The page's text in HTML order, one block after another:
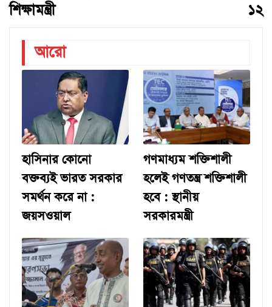
শিক্ষামন্ত্রী
১২
আরো
হাসিনার কোনো
বক্তব্যই ভারত সরকার
সমর্থন করে না :
জয়সওয়াল
গণমাধ্যম শক্তিশালী
হলেই গণতন্ত্র শক্তিশালী
হবে : স্থানীয়
সরকারমন্ত্রী